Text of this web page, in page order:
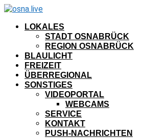
LOKALES
STADT OSNABRÜCK
REGION OSNABRÜCK
BLAULICHT
FREIZEIT
ÜBERREGIONAL
SONSTIGES
VIDEOPORTAL
WEBCAMS
SERVICE
KONTAKT
PUSH-NACHRICHTEN